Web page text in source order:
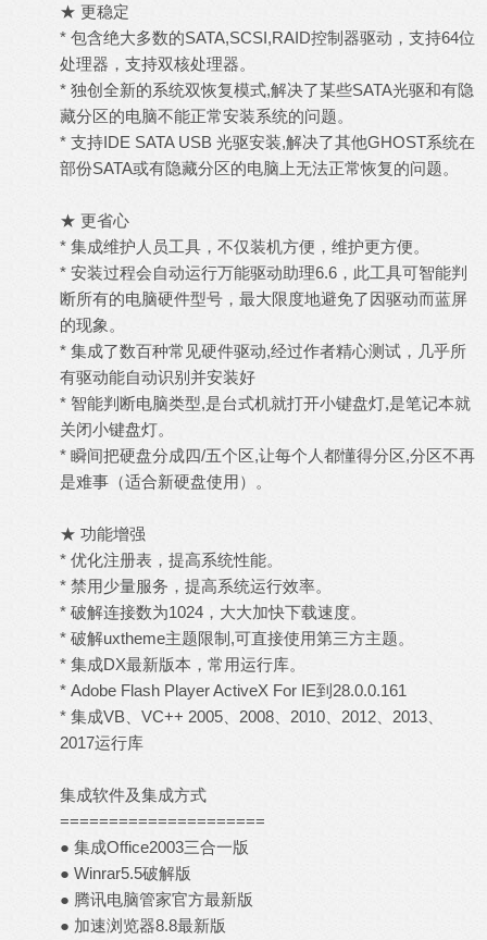
★ 更稳定
* 包含绝大多数的SATA,SCSI,RAID控制器驱动，支持64位
处理器，支持双核处理器。
* 独创全新的系统双恢复模式,解决了某些SATA光驱和有隐
藏分区的电脑不能正常安装系统的问题。
* 支持IDE SATA USB 光驱安装,解决了其他GHOST系统在
部份SATA或有隐藏分区的电脑上无法正常恢复的问题。
★ 更省心
* 集成维护人员工具，不仅装机方便，维护更方便。
* 安装过程会自动运行万能驱动助理6.6，此工具可智能判
断所有的电脑硬件型号，最大限度地避免了因驱动而蓝屏
的现象。
* 集成了数百种常见硬件驱动,经过作者精心测试，几乎所
有驱动能自动识别并安装好
* 智能判断电脑类型,是台式机就打开小键盘灯,是笔记本就
关闭小键盘灯。
* 瞬间把硬盘分成四/五个区,让每个人都懂得分区,分区不再
是难事（适合新硬盘使用）。
★ 功能增强
* 优化注册表，提高系统性能。
* 禁用少量服务，提高系统运行效率。
* 破解连接数为1024，大大加快下载速度。
* 破解uxtheme主题限制,可直接使用第三方主题。
* 集成DX最新版本，常用运行库。
* Adobe Flash Player ActiveX For IE到28.0.0.161
* 集成VB、VC++ 2005、2008、2010、2012、2013、
2017运行库
集成软件及集成方式
=====================
● 集成Office2003三合一版
● Winrar5.5破解版
● 腾讯电脑管家官方最新版
● 加速浏览器8.8最新版